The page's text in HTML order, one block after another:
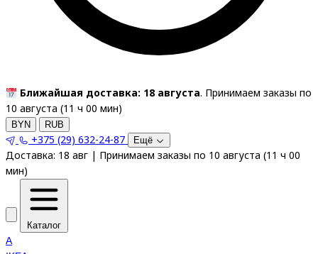
Ближайшая доставка: 18 августа. Принимаем заказы по
10 августа (11 ч 00 мин)
BYN RUB
+375 (29) 632-24-87 Ещё
Доставка: 18 авг | Принимаем заказы по 10 августа (11 ч 00
мин)
Каталог
A